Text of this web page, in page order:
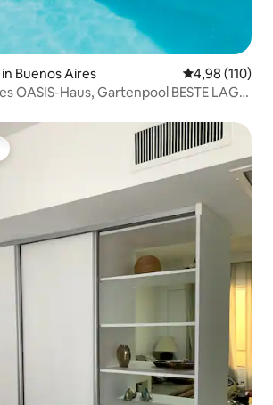
Buenos Aires
4,98 (110)
OASIS-Haus, Gartenpool BESTE LAGE